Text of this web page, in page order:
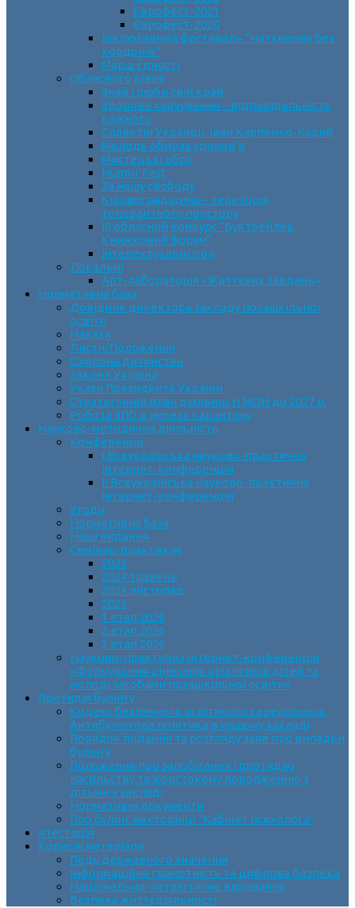
Єврофест-2021
Єврофест-2020
Інклюзивний фестиваль “Натхнення без
кордонів”
Марш єдності
Обласного рівня
Знай і люби свій край
Здорове харчування – відповідальність
кожного
Славетні Українці. Іван Карпенко-Карий
Молодь обирає здоров’я
Мистецькі обрії
Humor Fest
За нашу свободу
Кіровоградщина – територія
толерантного простору
ІII обласний конкурс “Буктрейлер.
Книжковий форум”
Інтелектуальні ігри
Локальні
Арт-лабораторія «Життєвих завдань»
Нормативна база
Довідник директора закладу позашкільної
освіти
Накази
Листи/Положення
Охорона дитинства
Закони України
Укази Президента України
Стратегічний план діяльності МОН до 2027 р.
Робота ЗПО в умовах карантину
Науково-методична діяльність
Конференції
І Всеукраїнська науково-практична
інтернет-конференція
ІІ Всеукраїнська науково-практична
інтернет-конференція
Угоди
Нормативна база
Наші видання
Семінар-практикум
2023
2024 травень
2024 листопад
2025
1 етап 2026
2 етап 2026
3 етап 2026
Науково-практична інтернет-конференція
«Формування ціннісних орієнтирів дітей та
молоді засобами позашкільної освіти»
Протидія булінгу
Кодекс безпечного освітнього середовища.
Антибулінгова політика в нашому закладі
Порядок подання та розгляду заяв про випадки
булінгу
Положення про запобігання і протидію
насильству та жорстокому поводженню з
дітьми у закладі
Нормативні документи
Про булінг на сторінці “Кабінет психолога”
Атестація
Корисні матеріали
Події державного значення
Інформаційна грамотність та цифрова безпека
Національно-патріотичне виховання
Безпека життєдіяльності